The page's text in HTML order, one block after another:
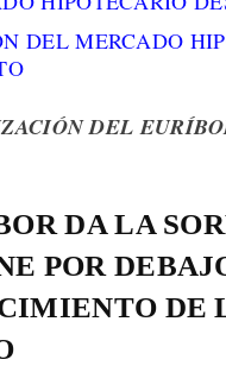
DEL MERCADO
DEL
DA LA
POR
DE